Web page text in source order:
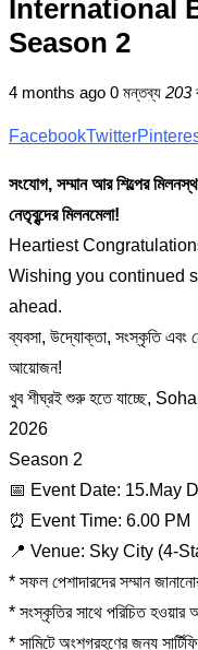
International
Season 2
4 months ago 0 মন্তব্য 203
FacebookTwitter
সংযোগ, সম্মান আর শিল্পের
নেতৃবৃন্দের মিলনমেলা!
Heartiest
Wishing you continued
ahead.
ব্যবসা, উদ্যোক্তা, সংস্কৃতি এবং
আয়োজন!
খুব শীঘ্রই শুরু হতে যাচ্ছে,
2026
Season 2
📅 Event Date: 15.May
⏰ Event Time: 6.00 PM
📍 Venue: Sky City (4-
* সফল পেশাদারদের সম্মান
* সংস্কৃতির সাথে পরিচিত হওয়ার
* সামিটে অংশগ্রহণের জন্য